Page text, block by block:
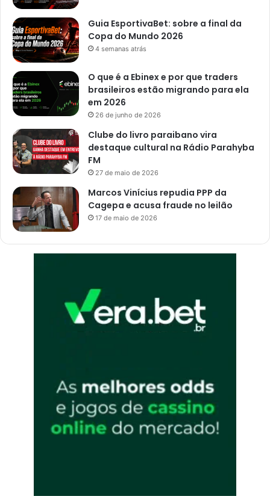
o
o
P
e
s
o
a
Guia EsportivaBet: sobre a final da
Copa do Mundo 2026
4 semanas atrás
O que é a Ebinex e por que traders
brasileiros estão migrando para ela
em 2026
26 de junho de 2026
Clube do livro paraibano vira
destaque cultural na Rádio Parahyba
FM
27 de maio de 2026
Marcos Vinícius repudia PPP da
Cagepa e acusa fraude no leilão
17 de maio de 2026